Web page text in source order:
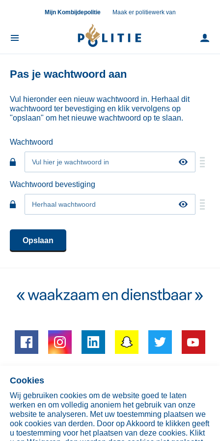
Mijn Kombijdepolitie Maak er politiewerk van
Mijn
KombijdePolitie
Doorstromen
Pas je wachtwoord aan
Vul hieronder een nieuw wachtwoord in. Herhaal dit
wachtwoord ter bevestiging en klik vervolgens op
"opslaan" om het nieuwe wachtwoord op te slaan.
Wachtwoord
Toon
hebt
geen
wachtwoord
ingevuld.
Wachtwoord bevestiging
Toon
hebt
wachtwoord
ingevuld.
Opslaan
Bel gerust(088) 6622300
of app naar +31610000090
Cookies
Wij gebruiken cookies om de website goed te laten
werken en om volledig anoniem het gebruik van onze
website te analyseren. Met uw toestemming plaatsen we
ook cookies van derden. Door op Akkoord te klikken geeft
u toestemming voor het plaatsen van deze cookies. Klikt